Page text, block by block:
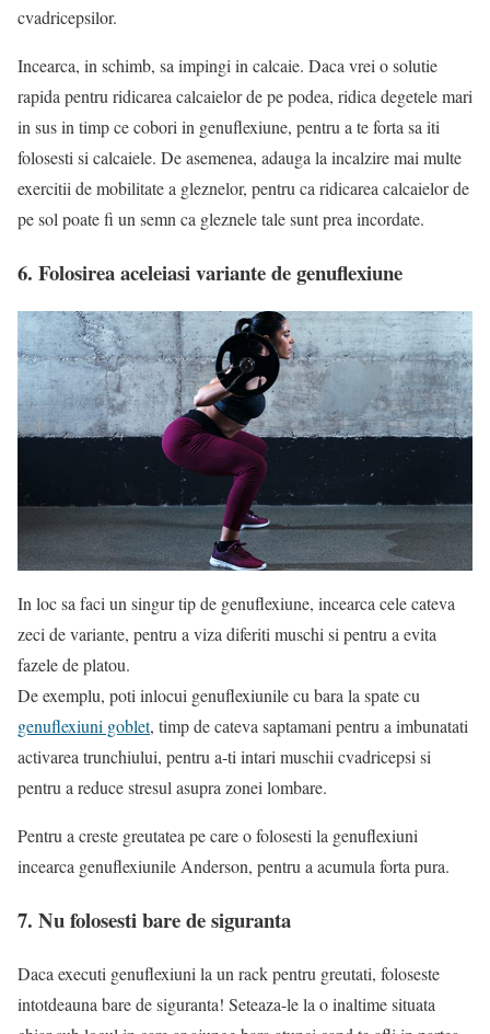
cvadricepsilor.
Incearca, in schimb, sa impingi in calcaie. Daca vrei o solutie
rapida pentru ridicarea calcaielor de pe podea, ridica degetele mari
in sus in timp ce cobori in genuflexiune, pentru a te forta sa iti
folosesti si calcaiele. De asemenea, adauga la incalzire mai multe
exercitii de mobilitate a gleznelor, pentru ca ridicarea calcaielor de
pe sol poate fi un semn ca gleznele tale sunt prea incordate.
6. Folosirea aceleiasi variante de genuflexiune
In loc sa faci un singur tip de genuflexiune, incearca cele cateva
zeci de variante, pentru a viza diferiti muschi si pentru a evita
fazele de platou.
De exemplu, poti inlocui genuflexiunile cu bara la spate cu
genuflexiuni goblet, timp de cateva saptamani pentru a imbunatati
activarea trunchiului, pentru a-ti intari muschii cvadricepsi si
pentru a reduce stresul asupra zonei lombare.
Pentru a creste greutatea pe care o folosesti la genuflexiuni
incearca genuflexiunile Anderson, pentru a acumula forta pura.
7. Nu folosesti bare de siguranta
Daca executi genuflexiuni la un rack pentru greutati, foloseste
intotdeauna bare de siguranta! Seteaza-le la o inaltime situata